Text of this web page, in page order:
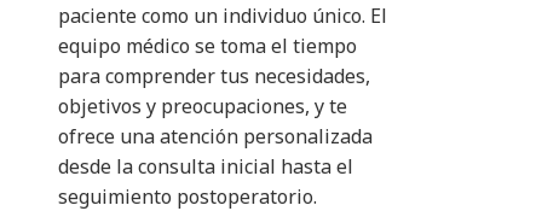
paciente como un individuo único. El
equipo médico se toma el tiempo
para comprender tus necesidades,
objetivos y preocupaciones, y te
ofrece una atención personalizada
desde la consulta inicial hasta el
seguimiento postoperatorio.